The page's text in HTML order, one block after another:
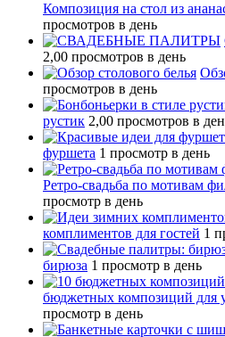
Композиция на стол из
просмотров в день
2,00 просмотров в день
просмотров в день
рустик 2,00 просмотров в
фуршета 1 просмотр в день
Ретро-свадьба по мотивам
просмотр в день
комплиментов для гостей 1
бирюза 1 просмотр в день
бюджетных композиций для
просмотр в день